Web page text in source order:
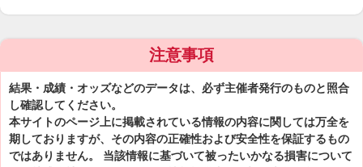
注意事項
結果・成績・オッズなどのデータは、必ず主催者発行のものと照合
し確認してください。
本サイトのページ上に掲載されている情報の内容に関しては万全を
期しておりますが、その内容の正確性および安全性を保証するもの
ではありません。 当該情報に基づいて被ったいかなる損害について